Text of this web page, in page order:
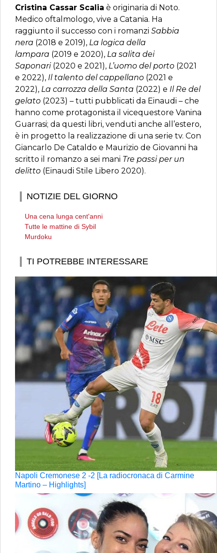
Cristina Cassar Scalia è originaria di Noto.
Medico oftalmologo, vive a Catania. Ha
raggiunto il successo con i romanzi Sabbia
nera (2018 e 2019), La logica della
lampara (2019 e 2020), La salita dei
Saponari(2020 e 2021), L’uomo del porto (2021
e 2022), Il talento del cappellano (2021 e
2022), La carrozza della Santa (2022) e Il Re del
gelato (2023) – tutti pubblicati da Einaudi – che
hanno come protagonista il vicequestore Vanina
Guarrasi; da questi libri, venduti anche all’estero,
è in progetto la realizzazione di una serie tv. Con
Giancarlo De Cataldo e Maurizio de Giovanni ha
scritto il romanzo a sei mani Tre passi per un
delitto (Einaudi Stile Libero 2020).
NOTIZIE DEL GIORNO
Una cena lunga cent'anni
Tutte le mattine di Sybil
Murdoku
TI POTREBBE INTERESSARE
Napoli Cremonese 2 -2 [La radiocronaca di Carmine
Martino – Highlights]